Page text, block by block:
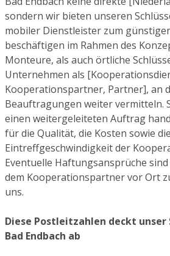
sondern wir bieten unseren
mobiler Dienstleister zum
beschäftigen im Rahmen des
Monteure, als auch örtliche
Unternehmen als
Kooperationspartner, Partner], an
Beauftragungen weiter vermitteln.
einen weitergeleiteten Auftrag
für die Qualität, die Kosten sowie die
Eintreffgeschwindigkeit der
Eventuelle Haftungsansprüche
dem Kooperationspartner vor Ort
uns.
Diese Postleitzahlen deckt unser
Bad Endbach ab